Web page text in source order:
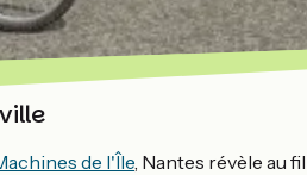
de l'Île , Nantes révèle au